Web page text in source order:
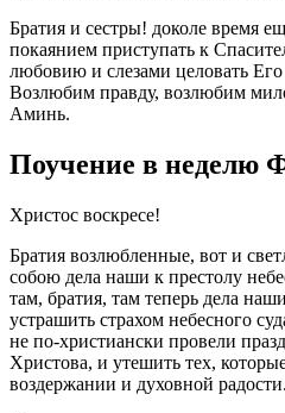
Братия и сестры! доколе время
покаянием приступать к
любовию и слезами целовать
Возлюбим правду, возлюбим
Аминь.
Поучение в неделю
Христос воскресе!
Братия возлюбленные, вот и
собою дела наши к престолу
там, братия, там теперь дела
устрашить страхом небесного
не по-христиански провели
Христова, и утешить тех,
воздержании и духовной радости.